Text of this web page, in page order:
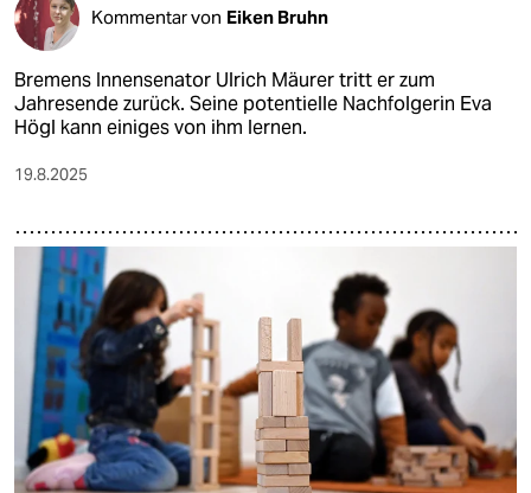
Kommentar von Eiken Bruhn
Bremens Innensenator Ulrich Mäurer tritt er zum
Jahresende zurück. Seine potentielle Nachfolgerin Eva
Högl kann einiges von ihm lernen.
19.8.2025